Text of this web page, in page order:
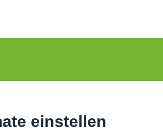
einstellen